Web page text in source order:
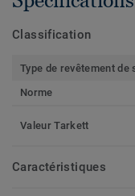
Classification
Type de revêtement de
Norme
Valeur Tarkett
Caractéristiques